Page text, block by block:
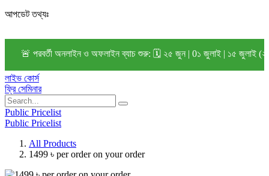
আপডেট তথ্যঃ
🚨 পরবর্তী অনলাইন ও অফলাইন ব্যাচ শুরু: 🗓️ ২৫ জুন | 0১ জুলাই | ১৫ জুলাই
লাইভ কোর্স
ফ্রি সেমিনার
Public Pricelist
Public Pricelist
All Products
1499 ৳ per order on your order